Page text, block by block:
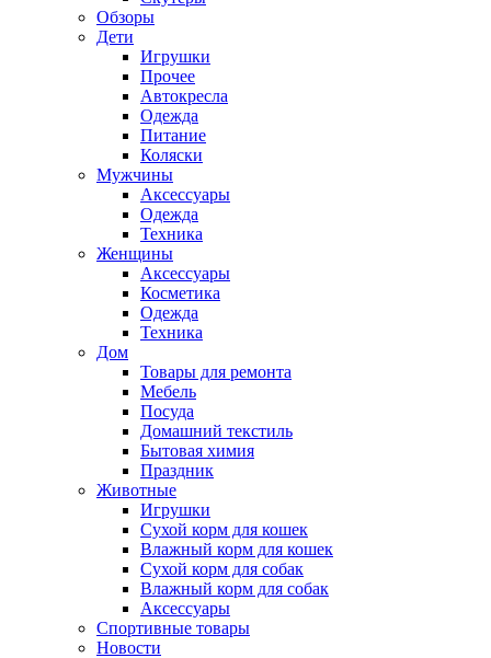
Обзоры
Дети
Игрушки
Прочее
Автокресла
Одежда
Питание
Коляски
Мужчины
Аксессуары
Одежда
Техника
Женщины
Аксессуары
Косметика
Одежда
Техника
Дом
Товары для ремонта
Мебель
Посуда
Домашний текстиль
Бытовая химия
Праздник
Животные
Игрушки
Сухой корм для кошек
Влажный корм для кошек
Сухой корм для собак
Влажный корм для собак
Аксессуары
Спортивные товары
Новости